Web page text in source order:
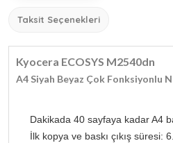
Taksit Seçenekleri
Kyocera ECOSYS M2540dn
A4 Siyah Beyaz Çok Fonksiyonlu
Dakikada 40 sayfaya kadar A4
İlk kopya ve baskı çıkış süresi: